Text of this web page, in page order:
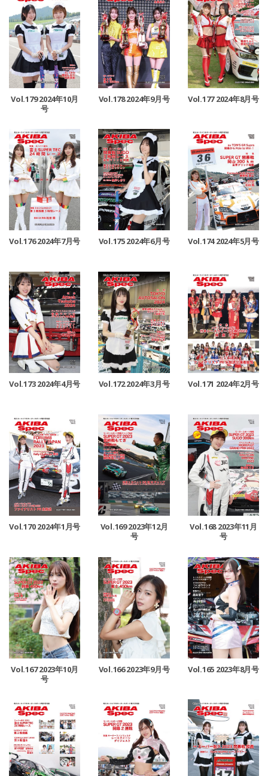
Vol.179 2024年10月
号
Vol.178 2024年9月号 Vol.177 2024年8月号
Vol.176 2024年7月号 Vol.175 2024年6月号 Vol.174 2024年5月号
Vol.173 2024年4月号 Vol.172 2024年3月号 Vol.171 2024年2月号
Vol.170 2024年1月号
Vol.169 2023年12月
号
Vol.168 2023年11月
号
Vol.167 2023年10月
号
Vol.166 2023年9月号 Vol.165 2023年8月号